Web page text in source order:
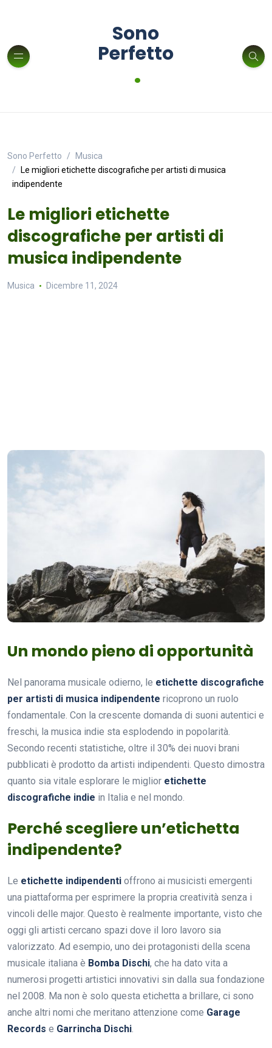
Sono
Perfetto
.
Sono Perfetto
Musica
Le migliori etichette discografiche per artisti di musica
indipendente
Le migliori etichette
discografiche per artisti di
musica indipendente
Musica Dicembre 11, 2024
Un mondo pieno di opportunità
Nel panorama musicale odierno, le etichette discografiche
per artisti di musica indipendente ricoprono un ruolo
fondamentale. Con la crescente domanda di suoni autentici e
freschi, la musica indie sta esplodendo in popolarità.
Secondo recenti statistiche, oltre il 30% dei nuovi brani
pubblicati è prodotto da artisti indipendenti. Questo dimostra
quanto sia vitale esplorare le miglior etichette
discografiche indie in Italia e nel mondo.
Perché scegliere un’etichetta
indipendente?
Le etichette indipendenti offrono ai musicisti emergenti
una piattaforma per esprimere la propria creatività senza i
vincoli delle major. Questo è realmente importante, visto che
oggi gli artisti cercano spazi dove il loro lavoro sia
valorizzato. Ad esempio, uno dei protagonisti della scena
musicale italiana è Bomba Dischi, che ha dato vita a
numerosi progetti artistici innovativi sin dalla sua fondazione
nel 2008. Ma non è solo questa etichetta a brillare, ci sono
anche altri nomi che meritano attenzione come Garage
Records e Garrincha Dischi.